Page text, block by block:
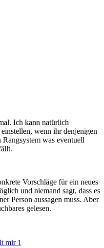
Ich kann natürlich
wenn ihr denjenigen
was eventuell
Vorschläge für ein neues
und niemand sagt, dass es
Person aussagen muss. Aber
gelesen.
1